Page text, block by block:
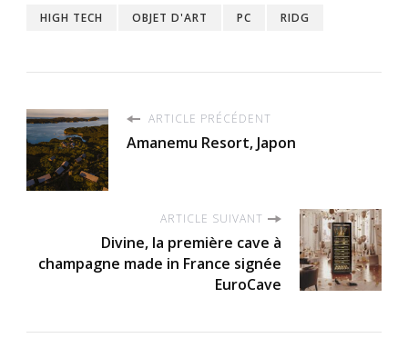
HIGH TECH OBJET D'ART PC RIDG
ARTICLE PRÉCÉDENT
Amanemu Resort, Japon
ARTICLE SUIVANT
Divine, la première cave à
champagne made in France signée
EuroCave